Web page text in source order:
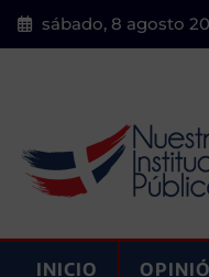
Saltar
al
sábado, 8 agosto
INICIO